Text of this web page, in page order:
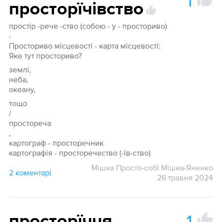
просторїчівство
простір -рече -ство (собою - у - просториво)
·
Просториво місцевості - карта місцевості:
Яке тут просториво?
землі,
неба,
океану,
тощо
/
простореча
,
картограф - просторечник
картографія - просторечество (-ів-ство)
2 коментарі
Мішка Просто-собі Мішка-Яненко
26 травня 2024